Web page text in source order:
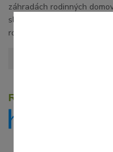
záhradách rodinných
slúžiace na estetické a
rozvod vody napríkla...
Recenzie zákazníkov